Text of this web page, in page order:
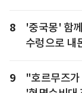
8
'중국몽' 함
수렁으로 내
9
"호르무즈